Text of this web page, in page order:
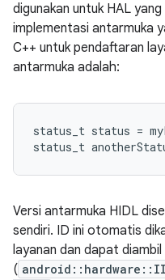
digunakan untuk HAL
implementasi antarmuka
C++ untuk pendaftaran
antarmuka adalah:
status_t status =
status_t
Versi antarmuka HIDL
sendiri. ID ini otomatis
layanan dan dapat
(